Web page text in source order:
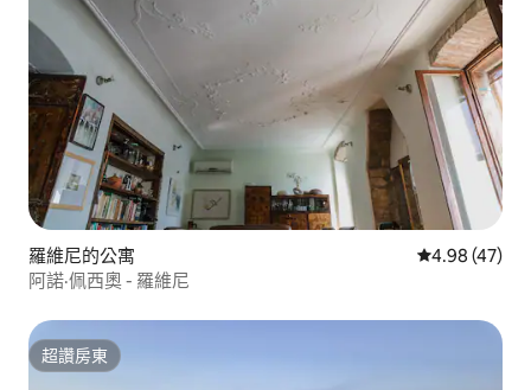
羅維尼的公寓 從 47 則評價
4.98 (47)
阿諾·佩西奧 - 羅維尼
超讚房東
超讚房東